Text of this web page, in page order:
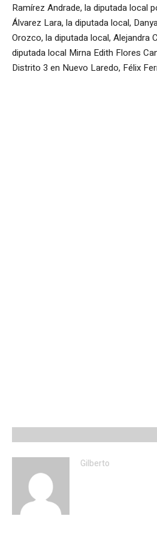
Ramírez Andrade, la diputada local
Álvarez Lara, la diputada local,
Orozco, la diputada local, Alejandra
diputada local Mirna Edith Flores
Distrito 3 en Nuevo Laredo, Félix
Gilberto